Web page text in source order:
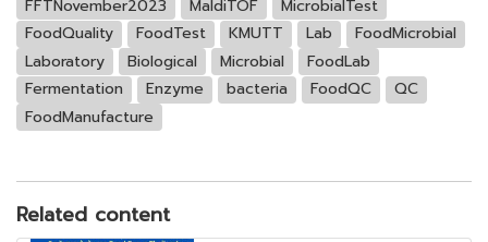
FFTNovember2023 MaldiTOF
MicrobialTest
FoodQuality
FoodTest KMUTT Lab
FoodMicrobial
Laboratory
Biological Microbial
FoodLab
Fermentation
Enzyme bacteria FoodQC
QC
FoodManufacture
Related content